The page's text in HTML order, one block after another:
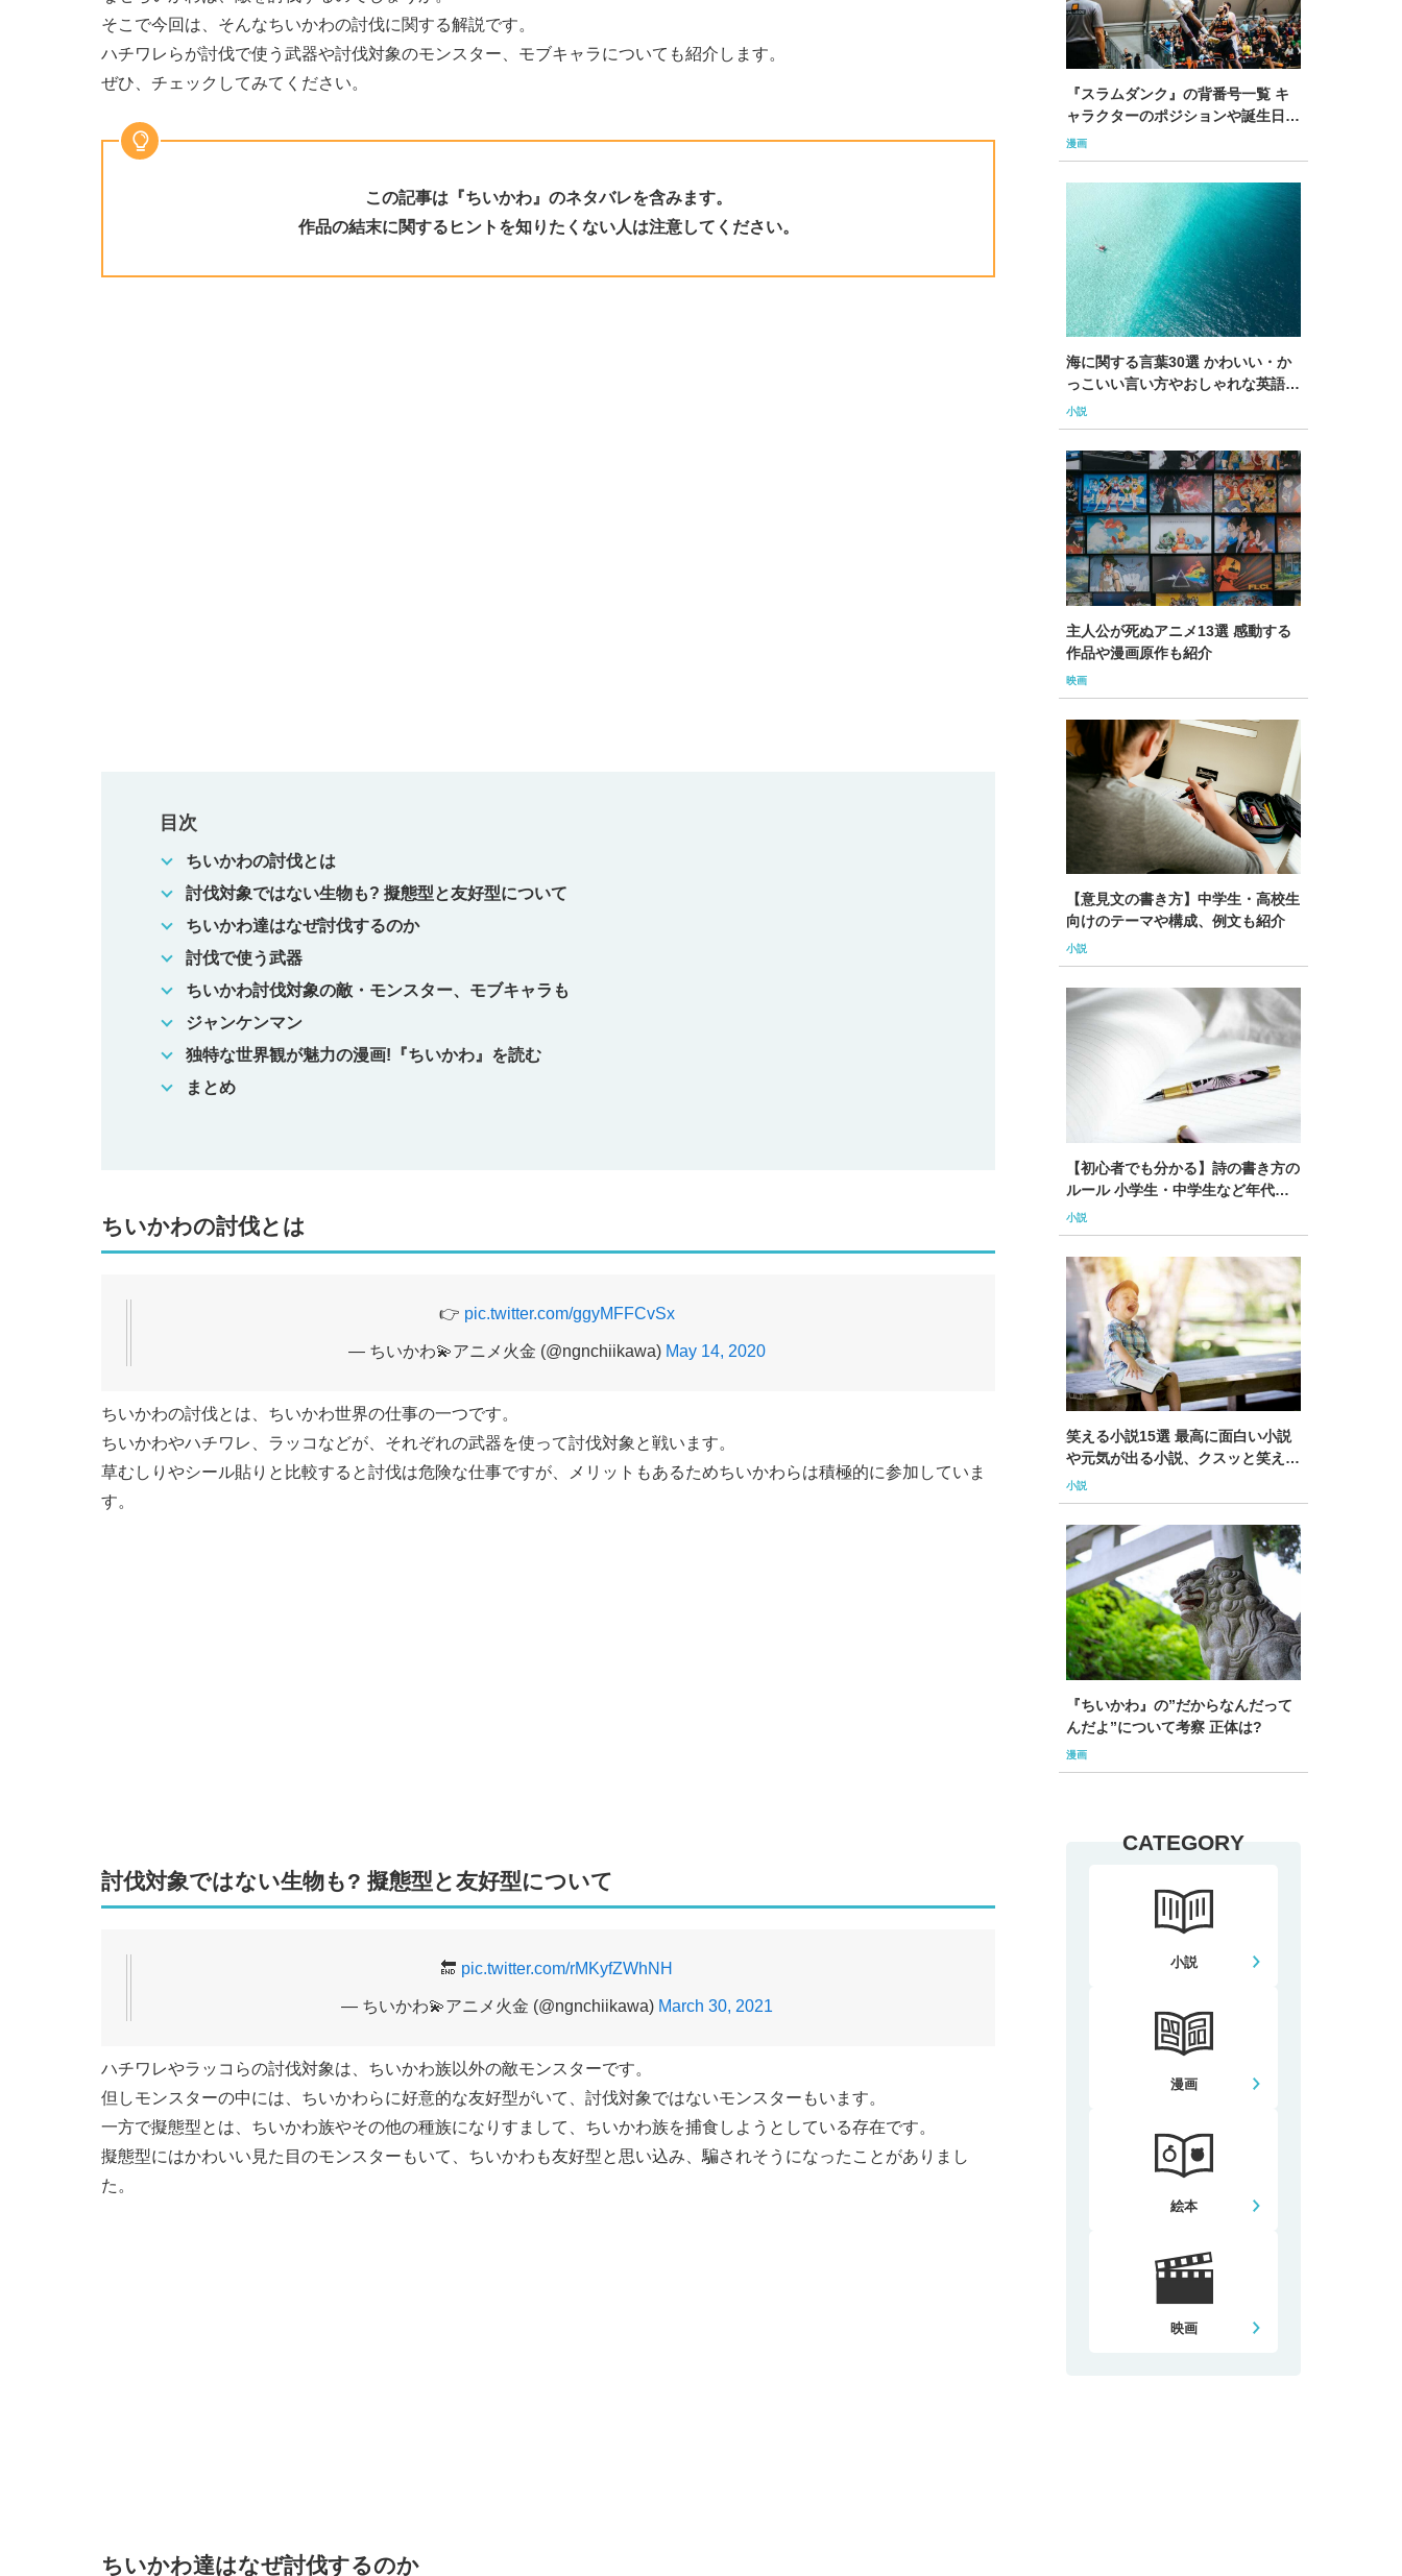
そこで今回は、そんなちいかわの討伐に関する解説です。
ハチワレらが討伐で使う武器や討伐対象のモンスター、モブキャラについても紹介します。
ぜひ、チェックしてみてください。
この記事は『ちいかわ』のネタバレを含みます。
作品の結末に関するヒントを知りたくない人は注意してください。
目次
ちいかわの討伐とは
討伐対象ではない生物も? 擬態型と友好型について
ちいかわ達はなぜ討伐するのか
討伐で使う武器
ちいかわ討伐対象の敵・モンスター、モブキャラも
ジャンケンマン
独特な世界観が魅力の漫画!『ちいかわ』を読む
まとめ
ちいかわの討伐とは
👉 pic.twitter.com/ggyMFFCvSx
— ちいかわ💫アニメ火金 (@ngnchiikawa) May 14, 2020
ちいかわの討伐とは、ちいかわ世界の仕事の一つです。
ちいかわやハチワレ、ラッコなどが、それぞれの武器を使って討伐対象と戦います。
草むしりやシール貼りと比較すると討伐は危険な仕事ですが、メリットもあるためちいかわらは積極的に参加していま
す。
討伐対象ではない生物も? 擬態型と友好型について
🔚 pic.twitter.com/rMKyfZWhNH
— ちいかわ💫アニメ火金 (@ngnchiikawa) March 30, 2021
ハチワレやラッコらの討伐対象は、ちいかわ族以外の敵モンスターです。
但しモンスターの中には、ちいかわらに好意的な友好型がいて、討伐対象ではないモンスターもいます。
一方で擬態型とは、ちいかわ族やその他の種族になりすまして、ちいかわ族を捕食しようとしている存在です。
擬態型にはかわいい見た目のモンスターもいて、ちいかわも友好型と思い込み、騙されそうになったことがありまし
た。
ちいかわ達はなぜ討伐するのか
『スラムダンク』の背番号一覧 キ
ャラクターのポジションや誕生日、
高校名も解説
漫画
海に関する言葉30選 かわいい・か
っこいい言い方やおしゃれな英語も
紹介
小説
主人公が死ぬアニメ13選 感動する
作品や漫画原作も紹介
映画
【意見文の書き方】中学生・高校生
向けのテーマや構成、例文も紹介
小説
【初心者でも分かる】詩の書き方の
ルール 小学生・中学生など年代別
のコツや例も
小説
笑える小説15選 最高に面白い小説
や元気が出る小説、クスッと笑える
本も紹介
小説
『ちいかわ』の”だからなんだって
んだよ”について考察 正体は?
漫画
CATEGORY
小説
漫画
絵本
映画